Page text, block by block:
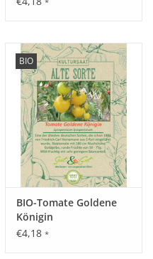
auspflanzen oder direkt
BIO
BIO-Tomate Goldene
Königin
€4,18 *